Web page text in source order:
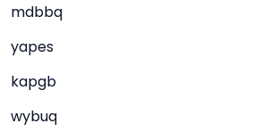
mdbbq
yapes
kapgb
wybuq